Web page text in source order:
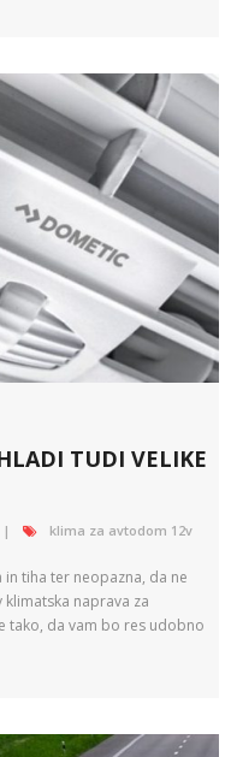
TUDI VELIKE
klima za avtodom 12v
tiha ter neopazna, da ne
naprava za
tako, da vam bo res udobno